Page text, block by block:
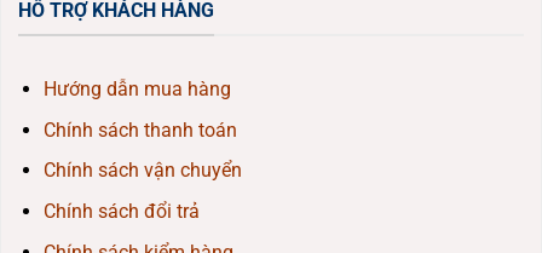
HỖ TRỢ KHÁCH HÀNG
Hướng dẫn mua hàng
Chính sách thanh toán
Chính sách vận chuyển
Chính sách đổi trả